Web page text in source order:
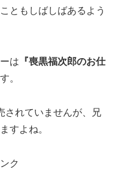
ともしばしばあるよう
は 『喪黒福次郎のお仕
。
されていませんが、兄
すよね。
ク